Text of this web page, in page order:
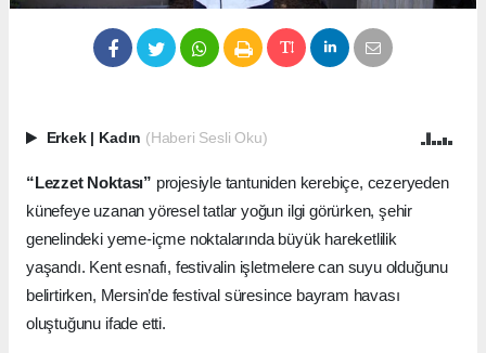
Erkek | Kadın (Haberi Sesli Oku)
“Lezzet Noktası” projesiyle tantuniden kerebiçe, cezeryeden
künefeye uzanan yöresel tatlar yoğun ilgi görürken, şehir
genelindeki yeme-içme noktalarında büyük hareketlilik
yaşandı. Kent esnafı, festivalin işletmelere can suyu olduğunu
belirtirken, Mersin’de festival süresince bayram havası
oluştuğunu ifade etti.